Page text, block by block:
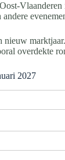
nieuw
overdekte
2027